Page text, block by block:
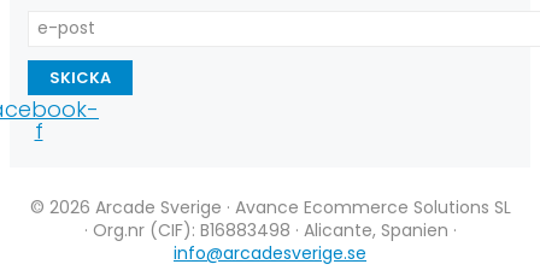
SKICKA
f
© 2026 Arcade Sverige · Avance Ecommerce Solutions SL
· Org.nr (CIF): B16883498 · Alicante, Spanien ·
info@arcadesverige.se